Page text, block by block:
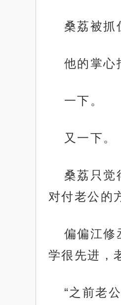
桑荔被抓
他的掌心
一下。
又一下。
桑荔只觉
对付老公的
偏偏江修
学很先进，
“之前老